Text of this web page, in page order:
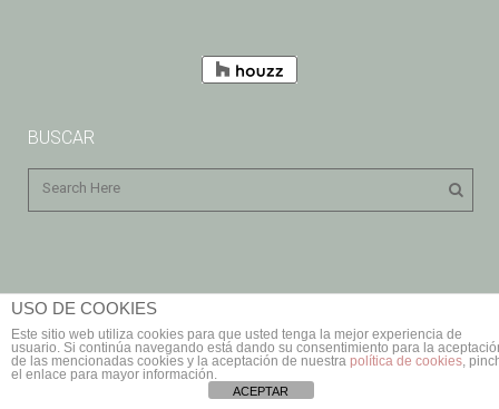
BUSCAR
Böho Diseño |¿Qué son las cookies?|Política de cookies|
Aviso Legal|Protección de Datos
USO DE COOKIES
Este sitio web utiliza cookies para que usted tenga la mejor experiencia de
usuario. Si continúa navegando está dando su consentimiento para la
de las mencionadas cookies y la aceptación de nuestra política de cookies,
el enlace para mayor información.
ACEPTAR